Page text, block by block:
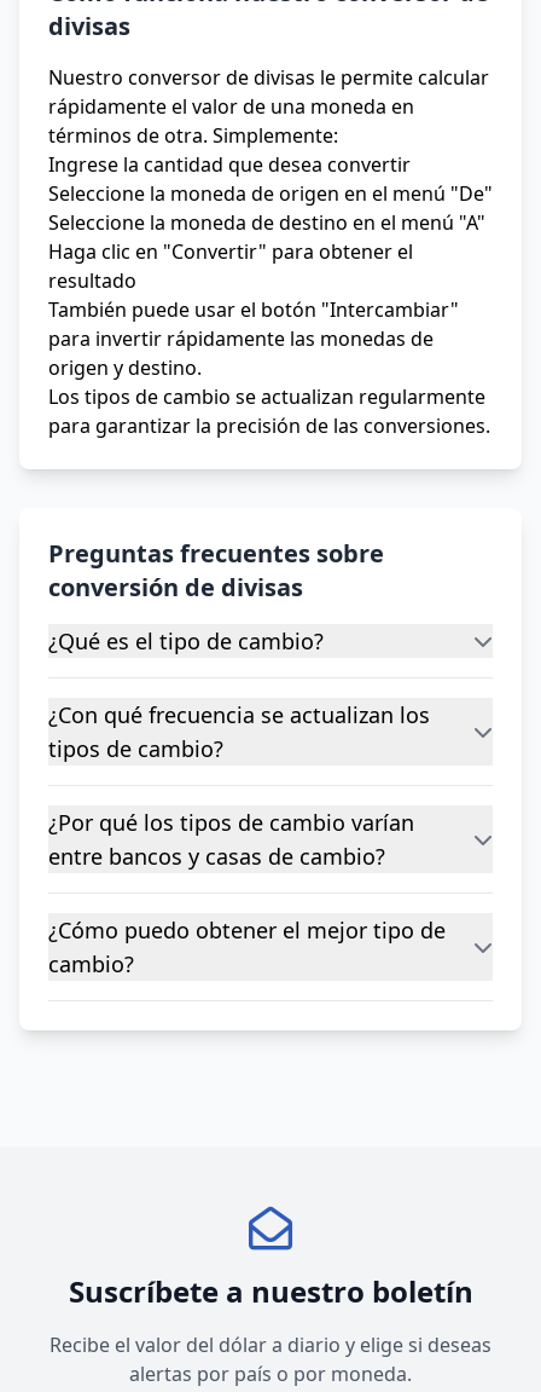
divisas
Nuestro conversor de divisas le permite calcular
rápidamente el valor de una moneda en
términos de otra. Simplemente:
Ingrese la cantidad que desea convertir
Seleccione la moneda de origen en el menú "De"
Seleccione la moneda de destino en el menú "A"
Haga clic en "Convertir" para obtener el
resultado
También puede usar el botón "Intercambiar"
para invertir rápidamente las monedas de
origen y destino.
Los tipos de cambio se actualizan regularmente
para garantizar la precisión de las conversiones.
Preguntas frecuentes sobre
conversión de divisas
¿Qué es el tipo de cambio?
¿Con qué frecuencia se actualizan los
tipos de cambio?
¿Por qué los tipos de cambio varían
entre bancos y casas de cambio?
¿Cómo puedo obtener el mejor tipo de
cambio?
Suscríbete a nuestro boletín
Recibe el valor del dólar a diario y elige si deseas
alertas por país o por moneda.